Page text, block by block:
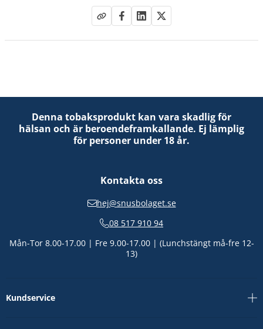
Denna tobaksprodukt kan vara skadlig för
hälsan och är beroendeframkallande. Ej lämplig
för personer under 18 år.
Kontakta oss
hej@snusbolaget.se
08 517 910 94
Mån-Tor 8.00-17.00 | Fre 9.00-17.00 | (Lunchstängt må-fre 12-
13)
Kundservice